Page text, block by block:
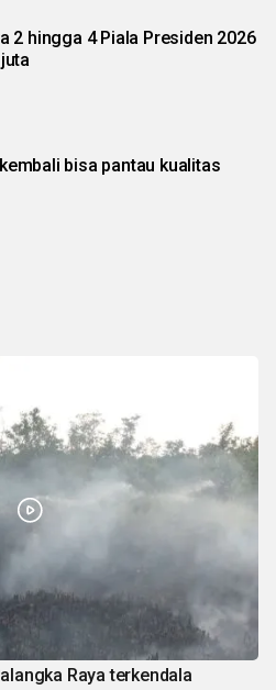
2 hingga 4 Piala Presiden 2026
bisa pantau kualitas
Raya terkendala